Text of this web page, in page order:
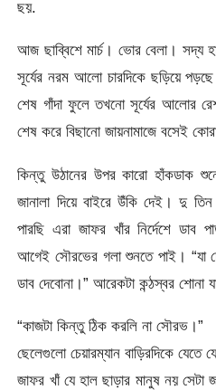
ছয়.
আজ ছাব্বিশে মার্চ। ভোর বেলা। সদ্য
সূর্যের নরম আলো চারদিকে ছড়িয়ে
শেষ গাঁদা ফুলে তখনো সূর্যের আলোর
শেষ করে বিছানো জায়নামাজে বসেই
কিন্তু উঠানের উপর কারো হাঁকডাক
জানালা দিয়ে বাইরে উঁকি দেই। দু
পারছি এরা জাফর খাঁর নির্দেশে ডাব
আগেই সৌরভের গলা শুনতে পাই। “যা
ডাব দেবোনা।” আরেকটা কন্ঠস্বর শোনা
“কাজটা কিন্তু ঠিক করলি না সৌরভ।”
ছেলেগুলো চেয়ারম্যান বাড়িরদিকে যেতে
জাফর খাঁ যে হাল ছাড়ার মানুষ নয়